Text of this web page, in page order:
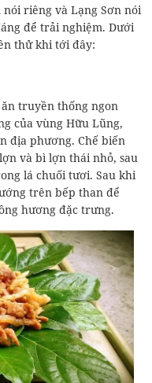
riêng và Lạng Sơn nói
để trải nghiệm. Dưới
thử khi tới đây:
truyền thống ngon
của vùng Hữu Lũng,
địa phương. Chế biến
và bì lợn thái nhỏ, sau
lá chuối tươi. Sau khi
trên bếp than để
hương đặc trưng.